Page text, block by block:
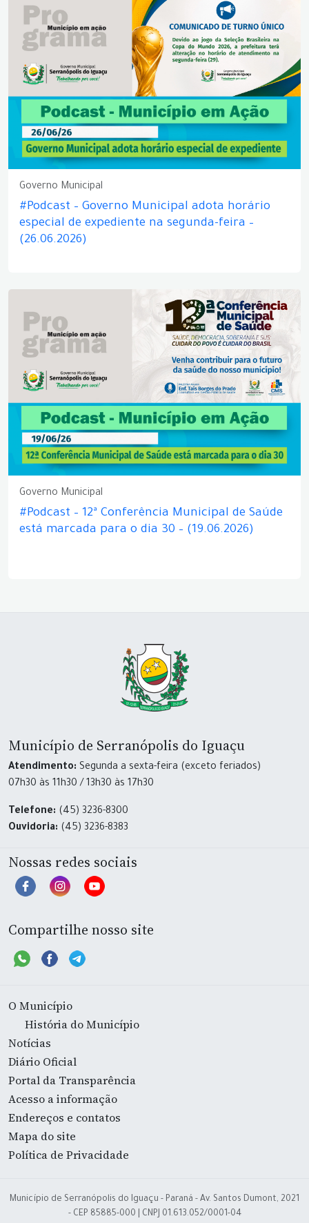
Governo Municipal
#Podcast – Governo Municipal adota horário
especial de expediente na segunda-feira –
(26.06.2026)
Governo Municipal
#Podcast – 12ª Conferência Municipal de Saúde
está marcada para o dia 30 – (19.06.2026)
Município de Serranópolis do Iguaçu
Atendimento: Segunda a sexta-feira (exceto feriados)
07h30 às 11h30 / 13h30 às 17h30
Telefone: (45) 3236-8300
Ouvidoria: (45) 3236-8383
Nossas redes sociais
Compartilhe nosso site
O Município
História do Município
Notícias
Diário Oficial
Portal da Transparência
Acesso a informação
Endereços e contatos
Mapa do site
Política de Privacidade
Município de Serranópolis do Iguaçu - Paraná - Av. Santos Dumont, 2021
- CEP 85885-000 | CNPJ 01.613.052/0001-04